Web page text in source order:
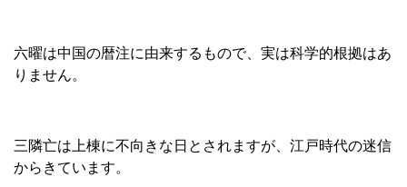
六曜は中国の暦注に由来するもので、実は科学的根拠はあ
りません。
三隣亡は上棟に不向きな日とされますが、江戸時代の迷信
からきています。